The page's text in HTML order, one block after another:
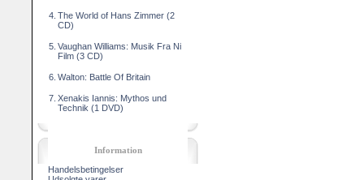
4. The World of Hans Zimmer (2
CD)
5. Vaughan Williams: Musik Fra Ni
Film (3 CD)
6. Walton: Battle Of Britain
7. Xenakis Iannis: Mythos und
Technik (1 DVD)
Information
Handelsbetingelser